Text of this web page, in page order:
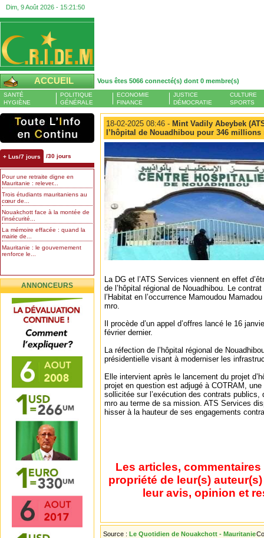
Dim, 9 Août 2026 - 15:21:51
ACCUEIL Vous êtes 5066 connecté(s) dont 0 membre(s)
SANTÉ
HYGIÈNE
POLITIQUE
GÉNÉRALE
ECONOMIE
FINANCE
JUSTICE
DÉMOCRATIE
CULTURE
SPORTS
+ Lus/7 jours /30 jours
Pour une retraite digne en
Mauritanie : relever...
Trois étudiants mauritaniens au
cœur de...
Nouakchott face à la montée de
l’insécurité...
La mémoire effacée : quand la
mairie de...
Mauritanie : le gouvernement
renforce le...
ANNONCEURS
18-02-2025 08:46 - Mint Vadily Abeybek
l’hôpital de Nouadhibou pour 346 millions
La DG et l’ATS Services viennent en effet
de l’hôpital régional de Nouadhibou. Le
l’Habitat en l’occurrence Mamoudou
mro.
Il procède d’un appel d’offres lancé le 16
février dernier.
La réfection de l’hôpital régional de
présidentielle visant à moderniser les
Elle intervient après le lancement du projet
projet en question est adjugé à COTRAM,
sollicitée sur l’exécution des contrats publics,
mro au terme de sa mission. ATS Services
hisser à la hauteur de ses engagements
Les articles,
propriété de leur(s)
leur avis, opinion et
Source : Le Quotidien de Nouakchott - Mauritanie